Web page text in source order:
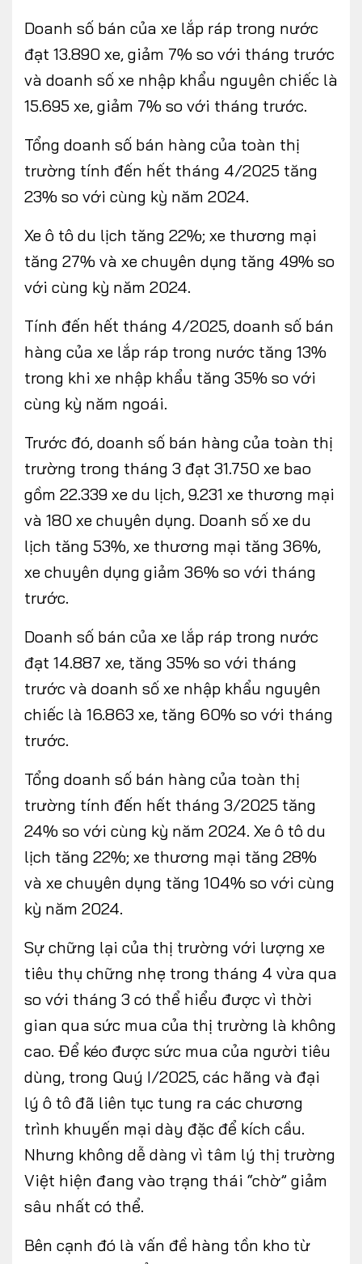
Doanh số bán của xe lắp ráp trong nước
đạt 13.890 xe, giảm 7% so với tháng trước
và doanh số xe nhập khẩu nguyên chiếc là
15.695 xe, giảm 7% so với tháng trước.
Tổng doanh số bán hàng của toàn thị
trường tính đến hết tháng 4/2025 tăng
23% so với cùng kỳ năm 2024.
Xe ô tô du lịch tăng 22%; xe thương mại
tăng 27% và xe chuyên dụng tăng 49% so
với cùng kỳ năm 2024.
Tính đến hết tháng 4/2025, doanh số bán
hàng của xe lắp ráp trong nước tăng 13%
trong khi xe nhập khẩu tăng 35% so với
cùng kỳ năm ngoái.
Trước đó, doanh số bán hàng của toàn thị
trường trong tháng 3 đạt 31.750 xe bao
gồm 22.339 xe du lịch, 9.231 xe thương mại
và 180 xe chuyên dụng. Doanh số xe du
lịch tăng 53%, xe thương mại tăng 36%,
xe chuyên dụng giảm 36% so với tháng
trước.
Doanh số bán của xe lắp ráp trong nước
đạt 14.887 xe, tăng 35% so với tháng
trước và doanh số xe nhập khẩu nguyên
chiếc là 16.863 xe, tăng 60% so với tháng
trước.
Tổng doanh số bán hàng của toàn thị
trường tính đến hết tháng 3/2025 tăng
24% so với cùng kỳ năm 2024. Xe ô tô du
lịch tăng 22%; xe thương mại tăng 28%
và xe chuyên dụng tăng 104% so với cùng
kỳ năm 2024.
Sự chững lại của thị trường với lượng xe
tiêu thụ chững nhẹ trong tháng 4 vừa qua
so với tháng 3 có thể hiểu được vì thời
gian qua sức mua của thị trường là không
cao. Để kéo được sức mua của người tiêu
dùng, trong Quý I/2025, các hãng và đại
lý ô tô đã liên tục tung ra các chương
trình khuyến mại dày đặc để kích cầu.
Nhưng không dễ dàng vì tâm lý thị trường
Việt hiện đang vào trạng thái “chờ” giảm
sâu nhất có thể.
Bên cạnh đó là vấn đề hàng tồn kho từ